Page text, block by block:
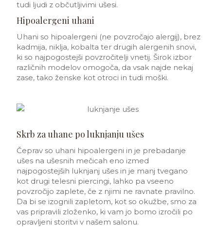
tudi ljudi z občutljivimi ušesi.
Hipoalergeni uhani
Uhani so hipoalergeni (ne povzročajo alergij), brez
kadmija, niklja, kobalta ter drugih alergenih snovi,
ki so najpogostejši povzročitelji vnetij. Širok izbor
različnih modelov omogoča, da vsak najde nekaj
zase, tako ženske kot otroci in tudi moški.
Skrb za uhane po luknjanju ušes
Čeprav so uhani hipoalergeni in je prebadanje
ušes na ušesnih mečicah eno izmed
najpogostejših luknjanj ušes in je manj tvegano
kot drugi telesni piercingi, lahko pa vseeno
povzročijo zaplete, če z njimi ne ravnate pravilno.
Da bi se izognili zapletom, kot so okužbe, smo za
vas pripravili zloženko, ki vam jo bomo izročili po
opravljeni storitvi v našem salonu.